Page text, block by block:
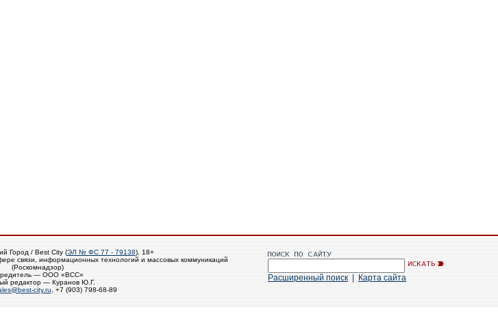
Город / Best City (ЭЛ № ФС 77 - 79138), 18+
связи, информационных технологий и массовых коммуникаций
(Роскомнадзор)
— ООО «ВСС»
редактор — Куранов Ю.Г.
city.ru , +7 (903) 798-68-89
Расширенный поиск Карта сайта